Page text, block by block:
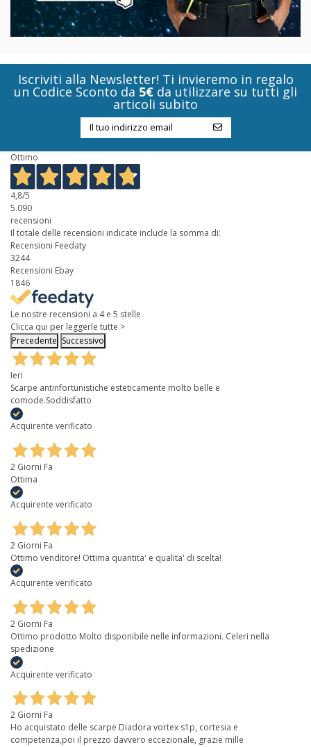
Iscriviti alla Newsletter! Ti invieremo in regalo
un Codice Sconto da 5€ da utilizzare su tutti gli
articoli subito
Ottimo
4,8/5
5.090
recensioni
Il totale delle recensioni indicate include la somma di:
Recensioni Feedaty
3244
Recensioni Ebay
1846
Le nostre recensioni a 4 e 5 stelle.
Clicca qui per leggerle tutte >
Precedente Successivo
Ieri
Scarpe antinfortunistiche esteticamente molto belle e
comode.Soddisfatto
Acquirente verificato
2 Giorni Fa
Ottima
Acquirente verificato
2 Giorni Fa
Ottimo venditore! Ottima quantita' e qualita' di scelta!
Acquirente verificato
2 Giorni Fa
Ottimo prodotto Molto disponibile nelle informazioni. Celeri nella
spedizione
Acquirente verificato
2 Giorni Fa
Ho acquistato delle scarpe Diadora vortex s1p, cortesia e
competenza,poi il prezzo davvero eccezionale, grazie mille